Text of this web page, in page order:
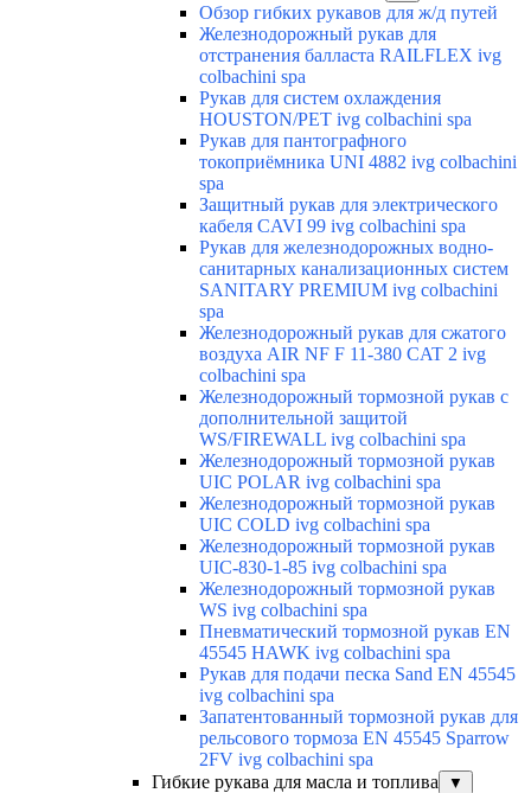
Обзор гибких рукавов для ж/д путей
Железнодорожный рукав для
отстранения балласта RAILFLEX ivg
colbachini spa
Рукав для систем охлаждения
HOUSTON/PET ivg colbachini spa
Рукав для пантографного
токоприёмника UNI 4882 ivg colbachini
spa
Защитный рукав для электрического
кабеля CAVI 99 ivg colbachini spa
Рукав для железнодорожных водно-
санитарных канализационных систем
SANITARY PREMIUM ivg colbachini
spa
Железнодорожный рукав для сжатого
воздуха AIR NF F 11-380 CAT 2 ivg
colbachini spa
Железнодорожный тормозной рукав с
дополнительной защитой
WS/FIREWALL ivg colbachini spa
Железнодорожный тормозной рукав
UIC POLAR ivg colbachini spa
Железнодорожный тормозной рукав
UIC COLD ivg colbachini spa
Железнодорожный тормозной рукав
UIC-830-1-85 ivg colbachini spa
Железнодорожный тормозной рукав
WS ivg colbachini spa
Пневматический тормозной рукав EN
45545 HAWK ivg colbachini spa
Рукав для подачи песка Sand EN 45545
ivg colbachini spa
Запатентованный тормозной рукав для
рельсового тормоза EN 45545 Sparrow
2FV ivg colbachini spa
Гибкие рукава для масла и топлива
▼